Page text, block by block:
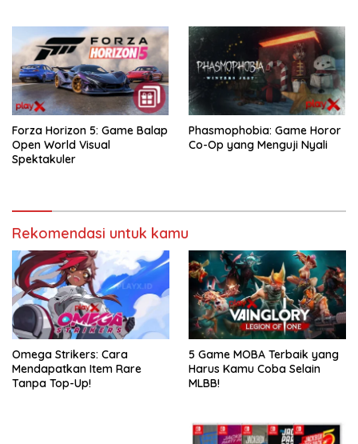
Forza Horizon 5: Game Balap
Open World Visual
Spektakuler
Phasmophobia: Game Horor
Co-Op yang Menguji Nyali
Rekomendasi untuk kamu
Omega Strikers: Cara
Mendapatkan Item Rare
Tanpa Top-Up!
5 Game MOBA Terbaik yang
Harus Kamu Coba Selain
MLBB!